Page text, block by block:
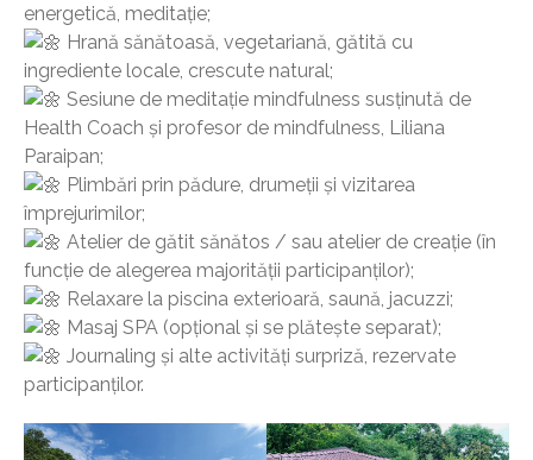
energetică, meditație;
Hrană sănătoasă, vegetariană, gătită cu
ingrediente locale, crescute natural;
Sesiune de meditație mindfulness susținută de
Health Coach și profesor de mindfulness, Liliana
Paraipan;
Plimbări prin pădure, drumeții și vizitarea
împrejurimilor;
Atelier de gătit sănătos / sau atelier de creație (în
funcție de alegerea majorității participanților);
Relaxare la piscina exterioară, saună, jacuzzi;
Masaj SPA (opțional și se plătește separat);
Journaling și alte activități surpriză, rezervate
participanților.